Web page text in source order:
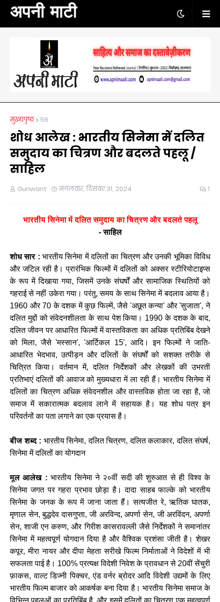
अपनी माटी
मुख्यपृष्ठ 58
शोध आलेख : भारतीय सिनेमा में दलित
समुदाय का चित्रण और बदलते पहलू /
साहिल
Gunwant मंगलवार, दिसंबर 31, 2024 1
भारतीय सिनेमा में दलित समुदाय का चित्रण और बदलते पहलू
- साहिल
शोध सार : भारतीय सिनेमा में दलितों का चित्रण और उनकी भूमिका विविध
और जटिल रही है। प्रारंभिक फिल्मों में दलितों को अक्सर स्टीरियोटाइप्स
के रूप में दिखाया गया, जिसमें उनके संघर्षों और सामाजिक स्थितियों को
गहराई से नहीं उकेरा गया। परंतु, समय के साथ सिनेमा में बदलाव आया है।
1960 और 70 के दशक में कुछ फिल्में, जैसे 'अछूत कन्या' और 'सुजाता', ने
दलित मुद्दों को संवेदनशीलता के साथ पेश किया। 1990 के दशक के बाद,
दलित जीवन पर आधारित फिल्मों में वास्तविकता का अधिक प्रतिबिंब देखने
को मिला, जैसे 'मस्सान', 'आर्टिकल 15', आदि। इन फिल्मों ने जाति-
आधारित भेदभाव, उत्पीड़न और दलितों के संघर्षों को सशक्त तरीके से
चित्रित किया। वर्तमान में, दलित निर्देशकों और लेखकों की उभरती
प्रतिभाएं दलितों की आवाज को मुख्यधारा में ला रही हैं। भारतीय सिनेमा में
दलितों का चित्रण अधिक संवेदनशील और वास्तविक होता जा रहा है, जो
समाज में सकारात्मक बदलाव लाने में सहायक है। यह शोध पत्र इन
परिवर्तनों का पता लगाने का एक प्रयास है।
बीज शब्द : भारतीय सिनेमा, दलित चित्रण, दलित कलाकार, दलित संघर्ष,
सिनेमा में दलितों का योगदान
मूल आलेख :भारतीय सिनेमा ने २०वीं सदी की शुरुआत से ही विश्व के
सिनेमा जगत पर गहरा प्रभाव छोड़ा है। दादा साहब फाल्के को भारतीय
सिनेमा के जनक के रूप में जाना जाता हैं। सत्यजीत रे, ऋतिक घातक,
मृणाल सेन, बुद्धदेव दासगुप्ता, जी अरविन्द, अपर्णा सेन, जी अरविंदन, अपर्णा
सेन, शाजी एन करुण, और गिरीश कासरावल्ली जैसे निर्देशकों ने समानांतर
सिनेमा में महत्वपूर्ण योगदान दिया है और वैश्विक प्रशंसा जीती है। शेखर
कपूर, मीरा नायर और दीपा मेहता सरीखे फिल्म निर्माताओं ने विदेशों में भी
सफलता पाई है। 100% प्रत्यक्ष विदेशी निवेश के प्रावधान से 20वीं सेंचुरी
फ़ाकस, वाल्ट डिज्नी पिक्चर, एंड वर्नर ब्रोदर आदि विदेशी उद्यमों के लिए
भारतीय फिल्म बाजार को आकर्षक बना दिया है। भारतीय सिनेमा समाज के
विभिन्न पहलुओं का प्रतिबिंब है, और इसमें दलितों का चित्रण एक महत्वपूर्ण